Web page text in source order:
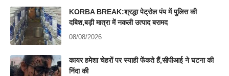
KORBA BREAK:श्रद्धा पेट्रोल पंप में पुलिस की
दबिश,बड़ी मात्रा में नकली उत्पाद बरामद
08/08/2026
कायर हमेशा चेहरों पर स्याही फेंकते हैं,सीपीआई ने घटना की
निंदा की